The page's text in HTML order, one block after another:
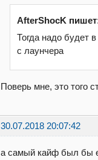
AfterShocK
Тогда надо будет
с лаунчера
Поверь мне, это того
30.07.2018 20:07:42
а самый кайф был бы